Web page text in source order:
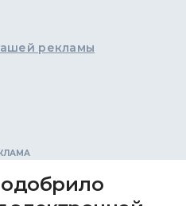
рекламы
одобрило